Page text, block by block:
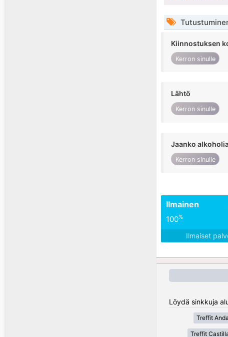
Kiinnostuksen
Kerron sinulle
Lähtö
Kerron sinulle
Jaanko
Kerron sinulle
Ilmainen
100%
Ilmaiset
Löydä sinkkuja
Treffit
Treffit